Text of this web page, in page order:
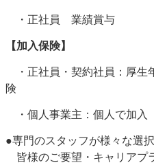
・正社員 業績賞与
【加入保険】
・正社員・契約社員：厚生
険
・個人事業主：個人で加入
●専門のスタッフが様々な選
皆様のご要望・キャリアプ